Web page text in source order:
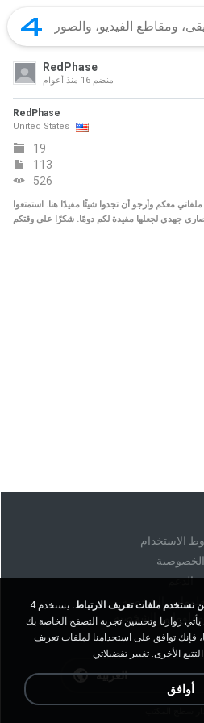
RedPhase
منضم
RedPhase
United States
19
113
526
معكم وأرجو أن تجدوا شيئًا مفيدًا هنا. استمتعوا
الاستخدام
الخصوصية
الدعم
الشخصية
الشخصية
العربية
نستخدم ملفات تعريف الارتباط.
يستخدم 4shared ملفات تعريف الارتباط
يأتي زوارنا وتحسين تجربة التصفح الخاصة بك
فإنك توافق على استخدامنا لملفات تعريف
الأخرى.تغيير تفضيلاتي
أوافق